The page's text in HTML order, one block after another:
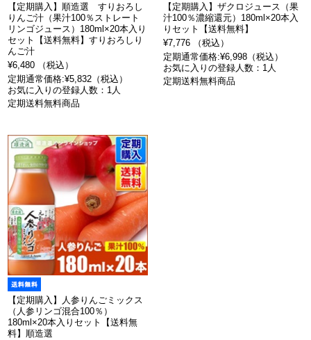
【定期購入】順造選 すりおろし
りんご汁（果汁100％ストレート
リンゴジュース）180ml×20本入り
セット【送料無料】すりおろしり
んご汁
¥6,480 （税込）
定期通常価格:¥5,832（税込）
お気に入りの登録人数：1人
定期送料無料商品
【定期購入】ザクロジュース（果
汁100％濃縮還元）180ml×20本入
りセット【送料無料】
¥7,776 （税込）
定期通常価格:¥6,998（税込）
お気に入りの登録人数：1人
定期送料無料商品
【定期購入】人参りんごミックス
（人参リンゴ混合100％）
180ml×20本入りセット【送料無
料】順造選